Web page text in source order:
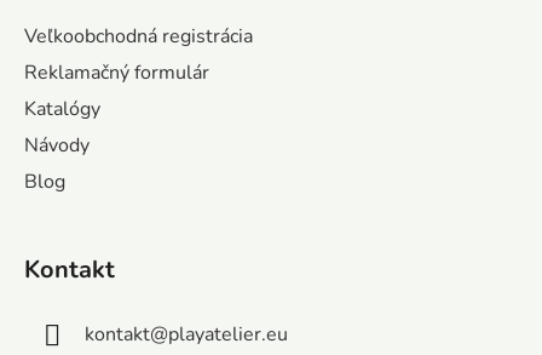
Veľkoobchodná registrácia
Reklamačný formulár
Katalógy
Návody
Blog
Kontakt
kontakt@playatelier.eu